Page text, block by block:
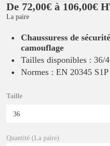
De 72,00€ à 106,00€
La paire
Chaussuress de
camouflage
Tailles disponibles : 36/
Normes : EN 20345 S1P
Taille
Quantité (La paire)